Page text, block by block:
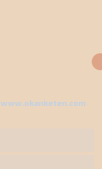
www.okanketen.com